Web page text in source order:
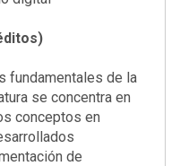
fundamentales de la
se concentra en
conceptos en
de